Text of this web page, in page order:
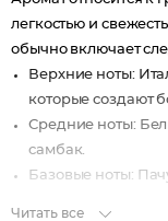
легкостью и
обычно включает
Верхние ноты:
которые создают
Средние ноты:
самбак.
Базовые ноты:
Читать все